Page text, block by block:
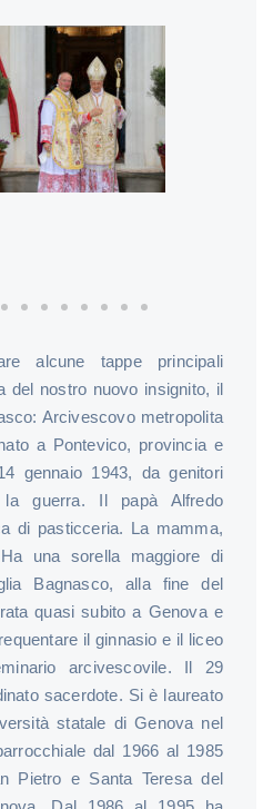
alcune tappe principali
del nostro nuovo insignito, il
Arcivescovo metropolita
a Pontevico, provincia e
gennaio 1943, da genitori
guerra. Il papà Alfredo
di pasticceria. La mamma,
una sorella maggiore di
Bagnasco, alla fine del
quasi subito a Genova e
il ginnasio e il liceo
arcivescovile. Il 29
sacerdote. Si è laureato
statale di Genova nel
dal 1966 al 1985
Pietro e Santa Teresa del